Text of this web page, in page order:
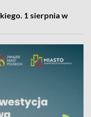
1 sierpnia w